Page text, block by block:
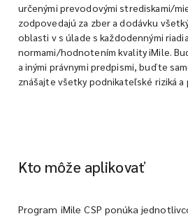
určenými prevodovými strediskami/
zodpovedajú za zber a dodávku
oblasti v s úlade s každodennými
normami/hodnotením kvality iMile.
a inými právnymi predpismi, buďte
znášajte všetky podnikateľské riziká
Kto môže aplikovať
Program iMile CSP ponúka